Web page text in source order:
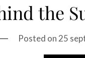
the
Posted on25